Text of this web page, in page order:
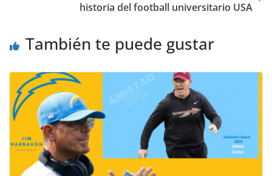
historia del football universitario USA
También te puede gustar